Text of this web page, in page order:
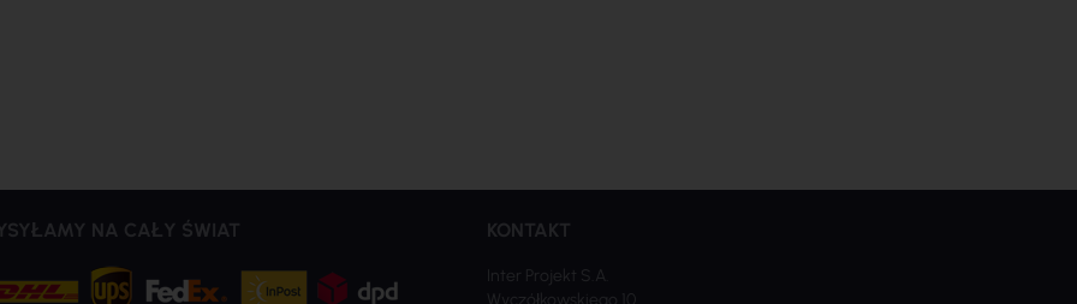
NA CAŁY ŚWIAT KONTAKT
Inter Projekt S.A.
Wyczółkowskiego 10